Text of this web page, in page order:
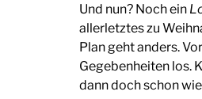
Und nun? Noch ein
allerletztes zu
Plan geht anders.
Gegebenheiten los.
dann doch schon